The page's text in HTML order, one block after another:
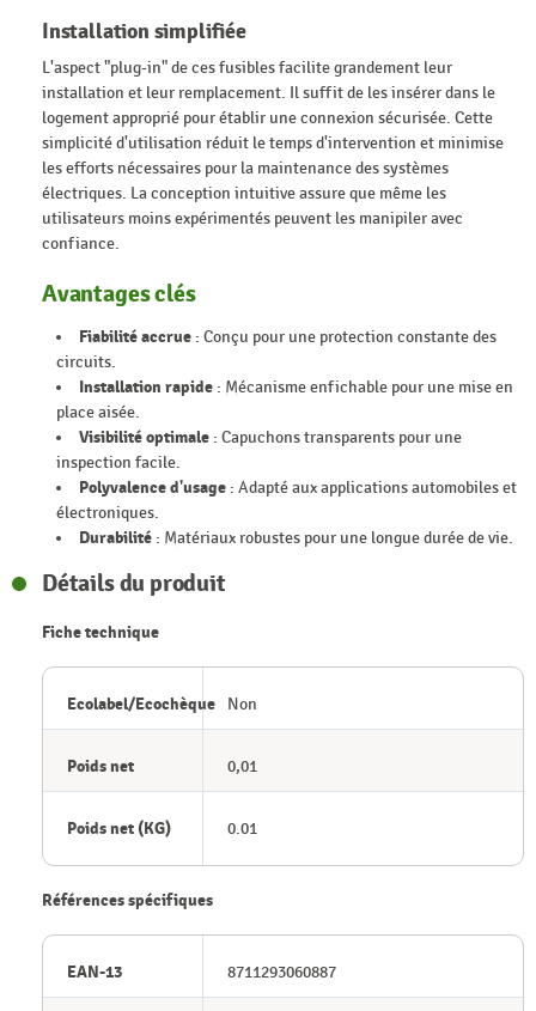
Installation simplifiée
L'aspect "plug-in" de ces fusibles facilite grandement leur
installation et leur remplacement. Il suffit de les insérer dans le
logement approprié pour établir une connexion sécurisée. Cette
simplicité d'utilisation réduit le temps d'intervention et minimise
les efforts nécessaires pour la maintenance des systèmes
électriques. La conception intuitive assure que même les
utilisateurs moins expérimentés peuvent les manipiler avec
confiance.
Avantages clés
Fiabilité accrue : Conçu pour une protection constante des
circuits.
Installation rapide : Mécanisme enfichable pour une mise en
place aisée.
Visibilité optimale : Capuchons transparents pour une
inspection facile.
Polyvalence d'usage : Adapté aux applications automobiles et
électroniques.
Durabilité : Matériaux robustes pour une longue durée de vie.
Détails du produit
Fiche technique
Ecolabel/Ecochèque Non
Poids net 0,01
Poids net (KG) 0.01
Références spécifiques
EAN-13 8711293060887